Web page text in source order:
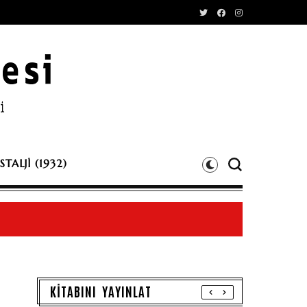
(1932)
KİTABINI YAYINLAT